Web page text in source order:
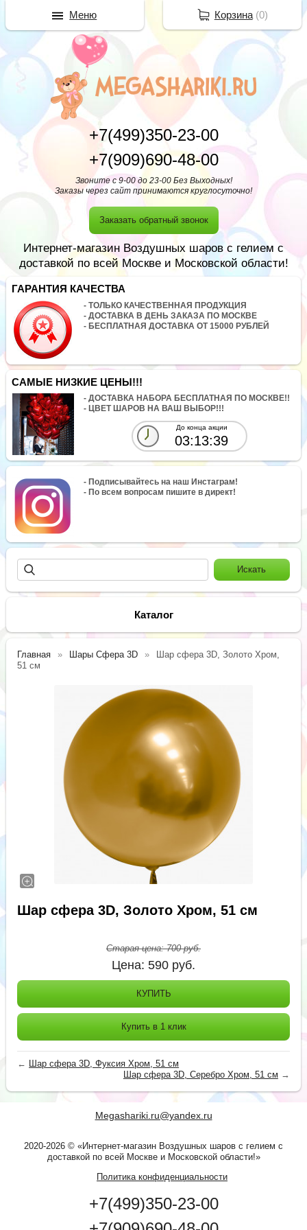
+7(499)350-23-00
+7(909)690-48-00
Звоните с 9-00 до 23-00 Без Выходных!
Заказы через сайт принимаются круглосуточно!
Заказать обратный звонок
Интернет-магазин Воздушных шаров с гелием с
доставкой по всей Москве и Московской области!
ГАРАНТИЯ КАЧЕСТВА
- ТОЛЬКО КАЧЕСТВЕННАЯ ПРОДУКЦИЯ
- ДОСТАВКА В ДЕНЬ ЗАКАЗА ПО МОСКВЕ
- БЕСПЛАТНАЯ ДОСТАВКА ОТ 15000 РУБЛЕЙ
САМЫЕ НИЗКИЕ ЦЕНЫ!!!
- ДОСТАВКА НАБОРА БЕСПЛАТНАЯ ПО МОСКВЕ!!
- ЦВЕТ ШАРОВ НА ВАШ ВЫБОР!!!
До конца акции
03:13:39
- Подписывайтесь на наш Инстаграм!
- По всем вопросам пишите в директ!
Каталог
Главная Шары Сфера 3D
Шар сфера 3D, Золото Хром,
51 см
Шар сфера 3D, Золото Хром, 51 см
Старая цена:700руб.
Цена: 590 руб.
КУПИТЬ
Купить в 1 клик
← Шар сфера 3D, Фуксия Хром, 51 см
Шар сфера 3D, Серебро Хром, 51 см →
Megashariki.ru@yandex.ru
2020-2026 © «Интернет-магазин Воздушных шаров с гелием с
доставкой по всей Москве и Московской области!»
Политика конфиденциальности
+7(499)350-23-00
Корзина(0)
Меню